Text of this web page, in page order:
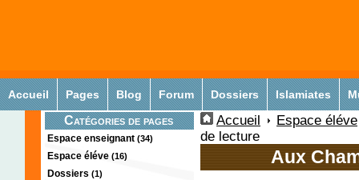
Accueil Pages Blog Forum Dossiers Islamiates
Catégories de pages
Espace enseignant (34)
Espace éléve (16)
Dossiers (1)
Accueil
Espace éléve
de lecture
Aux